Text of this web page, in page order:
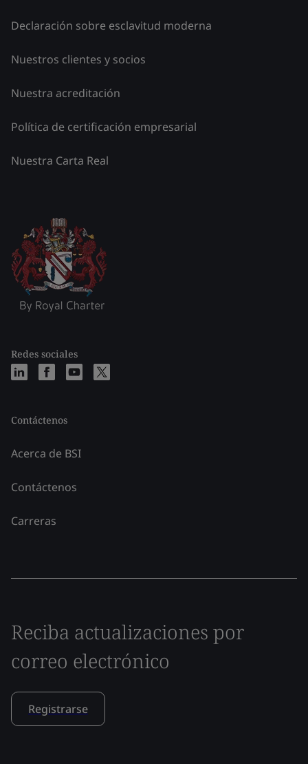
Declaración sobre esclavitud moderna
Nuestros clientes y socios
Nuestra acreditación
Política de certificación empresarial
Nuestra Carta Real
Redes sociales
Contáctenos
Acerca de BSI
Contáctenos
Carreras
Reciba actualizaciones por
correo electrónico
Registrarse